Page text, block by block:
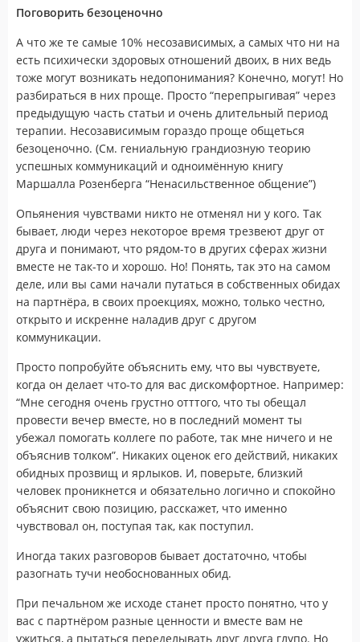
Поговорить безоценочно
А что же те самые 10% несозависимых, а самых что ни на
есть психически здоровых отношений двоих, в них ведь
тоже могут возникать недопонимания? Конечно, могут! Но
разбираться в них проще. Просто “перепрыгивая” через
предыдущую часть статьи и очень длительный период
терапии. Несозависимым гораздо проще общеться
безоценочно. (См. гениальную грандиозную теорию
успешных коммуникаций и одноимённую книгу
Маршалла Розенберга “Ненасильственное общение”)
Опьянения чувствами никто не отменял ни у кого. Так
бывает, люди через некоторое время трезвеют друг от
друга и понимают, что рядом-то в других сферах жизни
вместе не так-то и хорошо. Но! Понять, так это на самом
деле, или вы сами начали путаться в собственных обидах
на партнёра, в своих проекциях, можно, только честно,
открыто и искренне наладив друг с другом
коммуникации.
Просто попробуйте объяснить ему, что вы чувствуете,
когда он делает что-то для вас дискомфортное. Например:
“Мне сегодня очень грустно отттого, что ты обещал
провести вечер вместе, но в последний момент ты
убежал помогать коллеге по работе, так мне ничего и не
объяснив толком”. Никаких оценок его действий, никаких
обидных прозвищ и ярлыков. И, поверьте, близкий
человек проникнется и обязательно логично и спокойно
объяснит свою позицию, расскажет, что именно
чувствовал он, поступая так, как поступил.
Иногда таких разговоров бывает достаточно, чтобы
разогнать тучи необоснованных обид.
При печальном же исходе станет просто понятно, что у
вас с партнёром разные ценности и вместе вам не
ужиться, а пытаться переделывать друг друга глупо. Но